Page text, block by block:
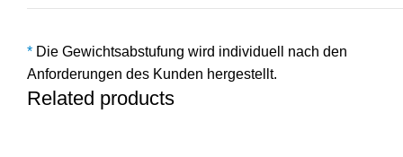
* Die Gewichtsabstufung wird individuell nach den
Anforderungen des Kunden hergestellt.
Related products